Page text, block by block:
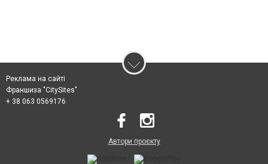
Реклама на сайті
Франшиза "CitySites"
+ 38 063 0569176
Автори проєкту